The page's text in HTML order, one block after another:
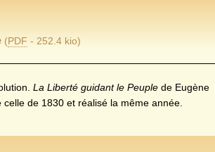
(PDF - 252.4 kio)
La Liberté guidant le Peuple de Eugène
de 1830 et réalisé la même année.